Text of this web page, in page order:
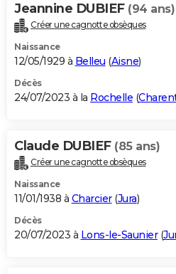
Jeannine DUBIEF (94 ans)
Créer une cagnotte obsèques
Naissance
12/05/1929 à Belleu (Aisne)
Décès
24/07/2023 à la Rochelle (
Claude DUBIEF (85 ans)
Créer une cagnotte obsèques
Naissance
11/01/1938 à Charcier(Jura)
Décès
20/07/2023 à Lons-le-Saunier(